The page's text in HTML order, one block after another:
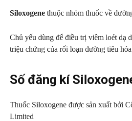
Siloxogene thuộc nhóm thuốc về
Chủ yếu dùng để điều trị viêm loét dạ
triệu chứng của rối loạn đường tiêu
Số đăng kí
Thuốc Siloxogene được sản xuất bởi
Limited